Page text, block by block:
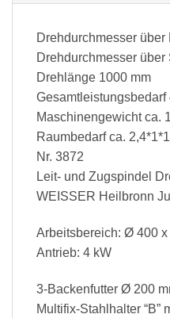
Drehdurchmesser über
Drehdurchmesser über
Drehlänge 1000 mm
Gesamtleistungsbedarf
Maschinengewicht ca.
Raumbedarf ca.
Nr. 3872
Leit- und Zugspindel
WEISSER Heilbronn
Arbeitsbereich: Ø 400 x
Antrieb: 4 kW
3-Backenfutter Ø 200
Multifix-Stahlhalter “B”